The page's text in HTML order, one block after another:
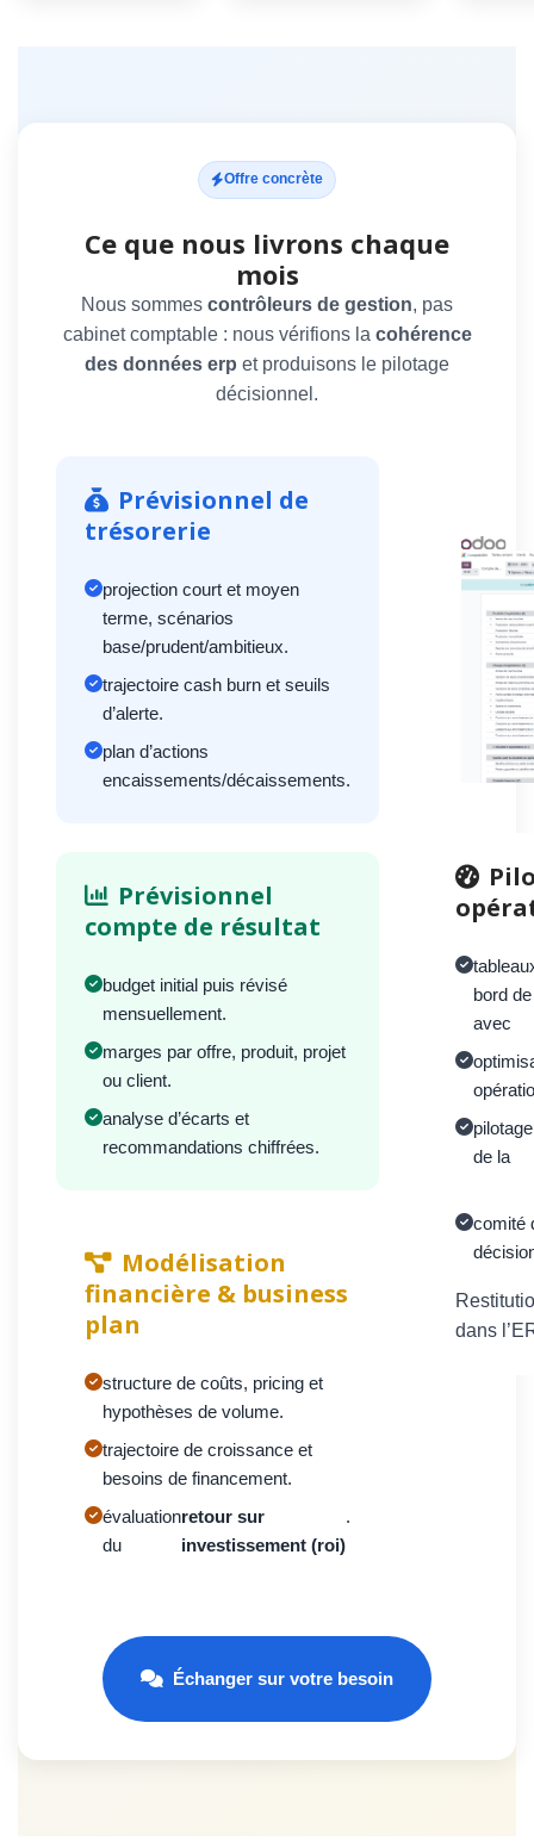
Offre concrète
Ce que nous livrons chaque
mois
Nous sommes contrôleurs de gestion, pas
cabinet comptable : nous vérifions la cohérence
des données erp et produisons le pilotage
décisionnel.
Prévisionnel de
trésorerie
projection court et moyen
terme, scénarios
base/prudent/ambitieux.
trajectoire cash burn et seuils
d’alerte.
plan d’actions
encaissements/décaissements.
Prévisionnel
compte de résultat
budget initial puis révisé
mensuellement.
marges par offre, produit, projet
ou client.
analyse d’écarts et
recommandations chiffrées.
Modélisation
financière & business
plan
structure de coûts, pricing et
hypothèses de volume.
trajectoire de croissance et
besoins de financement.
évaluation
du
retour sur
investissement (roi)
.
bord
avec
pilotage
de la
comité
dans
Échanger sur votre besoin